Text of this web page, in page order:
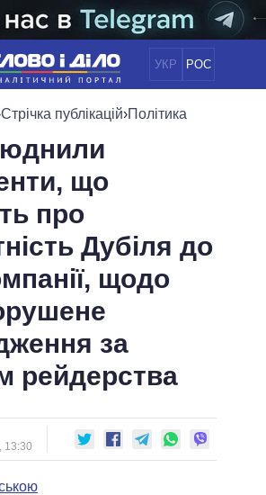
УКР РОС
НОВИНИ
ПОЛІТИКА
ЕКОНОМІКА
СУСПІЛЬСТВО
ОБIЦЯНКИ
ПОЛIТИКИ
І ОФІС
РАДА
ІНФОГРАФІКА
ВІДЕО
ПІДТРИМАТИ
ПОЛІТИКІВ
Стрічка публікацій›Політика
що
про
Дубіля до
щодо
за
рейдерства
13:30